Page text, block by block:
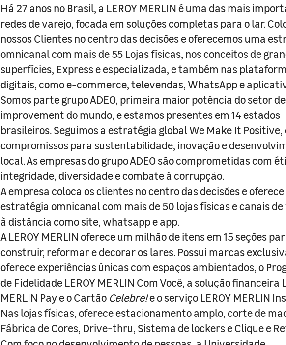
Há 27 anos no Brasil, a LEROY MERLIN é uma das mais
redes de varejo, focada em soluções completas para o lar.
nossos Clientes no centro das decisões e oferecemos uma
omnicanal com mais de 55 Lojas físicas, nos conceitos de
superfícies, Express e especializada, e também nas
digitais, como e-commerce, televendas, WhatsApp e
Somos parte grupo ADEO, primeira maior potência do setor
improvement do mundo, e estamos presentes em 14 estados
brasileiros. Seguimos a estratégia global We Make It Positive,
compromissos para sustentabilidade, inovação e
local. As empresas do grupo ADEO são comprometidas com
integridade, diversidade e combate à corrupção.
A empresa coloca os clientes no centro das decisões e
estratégia omnicanal com mais de 50 lojas físicas e canais
à distância como site, whatsapp e app.
A LEROY MERLIN oferece um milhão de itens em 15 seções
construir, reformar e decorar os lares. Possui marcas
oferece experiências únicas com espaços ambientados, o
de Fidelidade LEROY MERLIN Com Você, a solução financeira
MERLIN Pay e o Cartão Celebre!e o serviço LEROY MERLIN
Nas lojas físicas, oferece estacionamento amplo, corte de
Fábrica de Cores, Drive-thru, Sistema de lockers e Clique e